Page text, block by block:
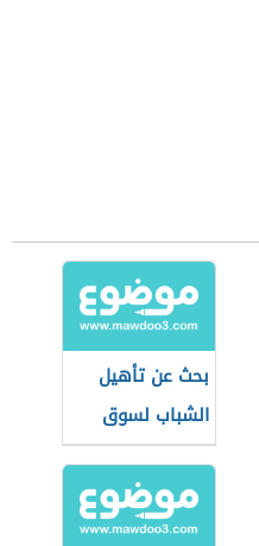
بحث عن تأهيل
الشباب لسوق
العمل